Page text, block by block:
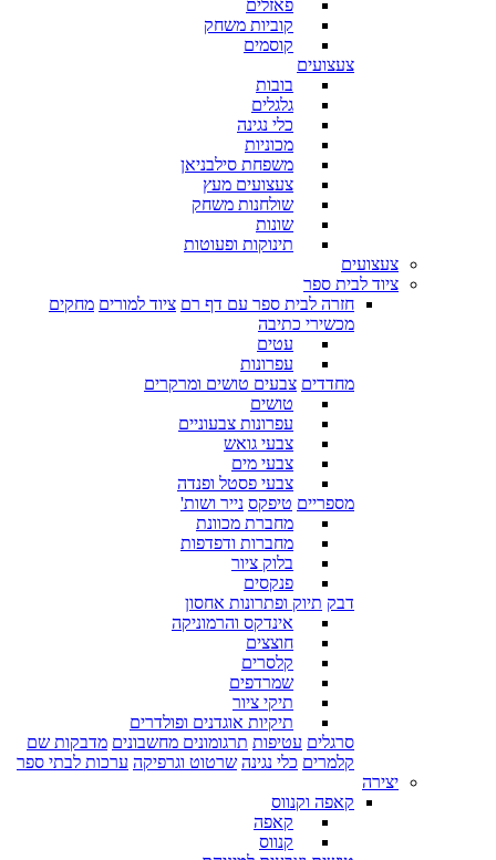
פאזלים
קוביות משחק
קוסמים
צעצועים
בובות
גלגלים
כלי נגינה
מכוניות
משפחת סילבניאן
צעצועים מעץ
שולחנות משחק
שונות
תינוקות ופעוטות
צעצועים
ציוד לבית ספר
חזרה לבית ספר עם דף רם ציוד למורים מחקים
מכשירי כתיבה
עטים
עפרונות
מחדדים צבעים טושים ומרקרים
טושים
עפרונות צבעוניים
צבעי גואש
צבעי מים
צבעי פסטל ופנדה
מספריים טיפקס נייר ושות'
מחברת מכוונת
מחברות ודפדפות
בלוק ציור
פנקסים
דבק תיוק ופתרונות אחסון
אינדקס והרמוניקה
חוצצים
קלסרים
שמרדפים
תיקי ציור
תיקיות אוגדנים ופולדרים
סרגלים עטיפות תרגומונים מחשבונים מדבקות שם
קלמרים כלי נגינה שרטוט וגרפיקה ערכות לבתי ספר
יצירה
קאפה וקנווס
קאפה
קנווס